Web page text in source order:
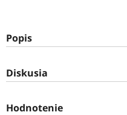
Popis
Diskusia
Hodnotenie